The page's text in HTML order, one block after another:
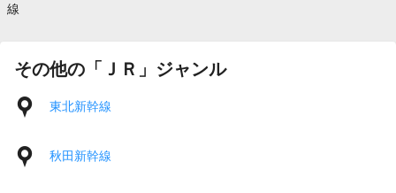
線
その他の「ＪＲ」ジャンル
東北新幹線
秋田新幹線